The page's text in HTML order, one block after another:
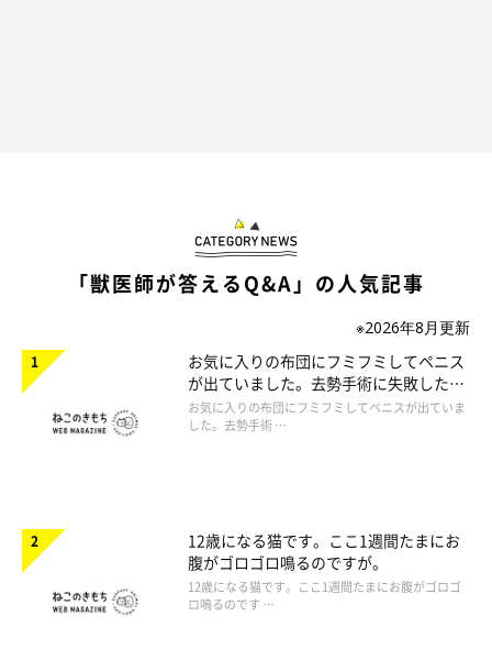
「獣医師が答えるQ&A」の人気記事
※2026年8月更新
お気に入りの布団にフミフミしてペニス
が出ていました。去勢手術に失敗したの
でしょうか。
お気に入りの布団にフミフミしてペニスが出ていま
した。去勢手術 …
12歳になる猫です。ここ1週間たまにお
腹がゴロゴロ鳴るのですが。
12歳になる猫です。ここ1週間たまにお腹がゴロゴ
ロ鳴るのです …